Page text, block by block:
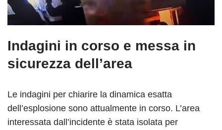
Indagini in corso e messa in
sicurezza dell’area
Le indagini per chiarire la dinamica esatta
dell’esplosione sono attualmente in corso. L’area
interessata dall’incidente è stata isolata per